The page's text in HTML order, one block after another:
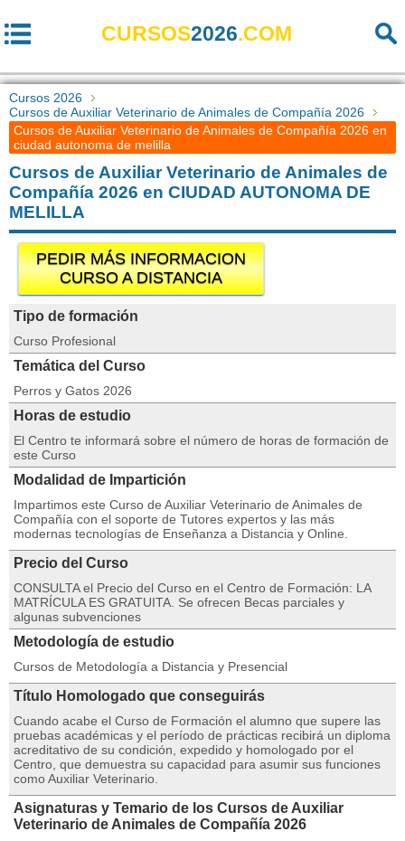
CURSOS2026.COM
Cursos 2026
Cursos de Auxiliar Veterinario de Animales de Compañía 2026
Cursos de Auxiliar Veterinario de Animales de Compañía 2026 en
ciudad autonoma de melilla
Cursos de Auxiliar Veterinario de Animales de
Compañía 2026 en CIUDAD AUTONOMA DE
MELILLA
PEDIR MÁS INFORMACION
CURSO A DISTANCIA
Tipo de formación
Curso Profesional
Temática del Curso
Perros y Gatos 2026
Horas de estudio
El Centro te informará sobre el número de horas de formación de
este Curso
Modalidad de Impartición
Impartimos este Curso de Auxiliar Veterinario de Animales de
Compañía con el soporte de Tutores expertos y las más
modernas tecnologías de Enseñanza a Distancia y Online.
Precio del Curso
CONSULTA el Precio del Curso en el Centro de Formación: LA
MATRÍCULA ES GRATUITA. Se ofrecen Becas parciales y
algunas subvenciones
Metodología de estudio
Cursos de Metodología a Distancia y Presencial
Título Homologado que conseguirás
Cuando acabe el Curso de Formación el alumno que supere las
pruebas académicas y el período de prácticas recibirá un diploma
acreditativo de su condición, expedido y homologado por el
Centro, que demuestra su capacidad para asumir sus funciones
como Auxiliar Veterinario.
Asignaturas y Temario de los Cursos de Auxiliar
Veterinario de Animales de Compañía 2026